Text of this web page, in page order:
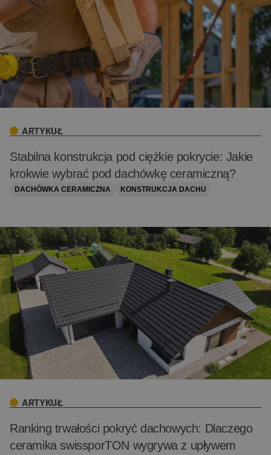
ARTYKUŁ
Stabilna konstrukcja pod ciężkie pokrycie: Jakie
krokwie wybrać pod dachówkę ceramiczną?
DACHÓWKA CERAMICZNA KONSTRUKCJA DACHU
ARTYKUŁ
Ranking trwałości pokryć dachowych: Dlaczego
ceramika swissporTON wygrywa z upływem